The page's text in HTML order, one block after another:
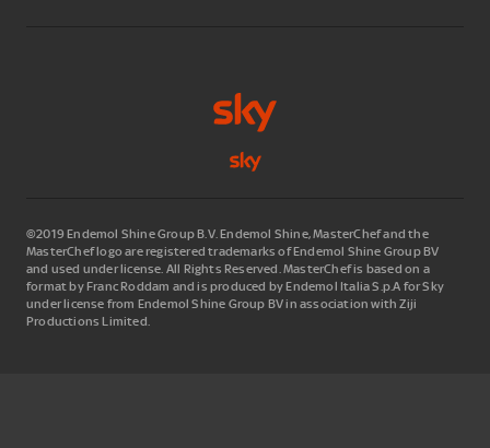
©2019 Endemol Shine Group B.V. Endemol Shine, MasterChef and the
MasterChef logo are registered trademarks of Endemol Shine Group BV
and used under license. All Rights Reserved. MasterChef is based on a
format by Franc Roddam and is produced by Endemol Italia S.p.A for Sky
under license from Endemol Shine Group BV in association with Ziji
Productions Limited.